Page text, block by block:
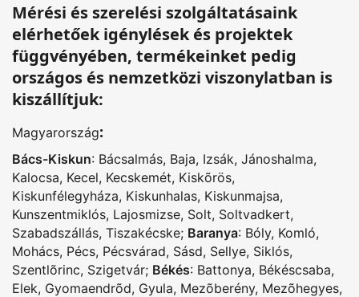
Mérési és szerelési szolgáltatásaink
elérhetőek igénylések és projektek
függvényében, termékeinket pedig
országos és nemzetközi viszonylatban is
kiszállítjuk:
Magyarország:
Bács-Kiskun: Bácsalmás, Baja, Izsák, Jánoshalma,
Kalocsa, Kecel, Kecskemét, Kiskõrös,
Kiskunfélegyháza, Kiskunhalas, Kiskunmajsa,
Kunszentmiklós, Lajosmizse, Solt, Soltvadkert,
Szabadszállás, Tiszakécske; Baranya: Bóly, Komló,
Mohács, Pécs, Pécsvárad, Sásd, Sellye, Siklós,
Szentlõrinc, Szigetvár; Békés: Battonya, Békéscsaba,
Elek, Gyomaendrõd, Gyula, Mezõberény, Mezõhegyes,